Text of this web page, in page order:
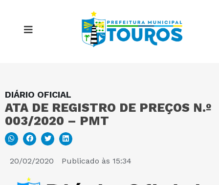
DIÁRIO OFICIAL
ATA DE REGISTRO DE PREÇOS N.º
003/2020 – PMT
20/02/2020 Publicado às 15:34
MAPA DO SITE
PORTAL DA TRANSPARÊNCIA
E-SIC